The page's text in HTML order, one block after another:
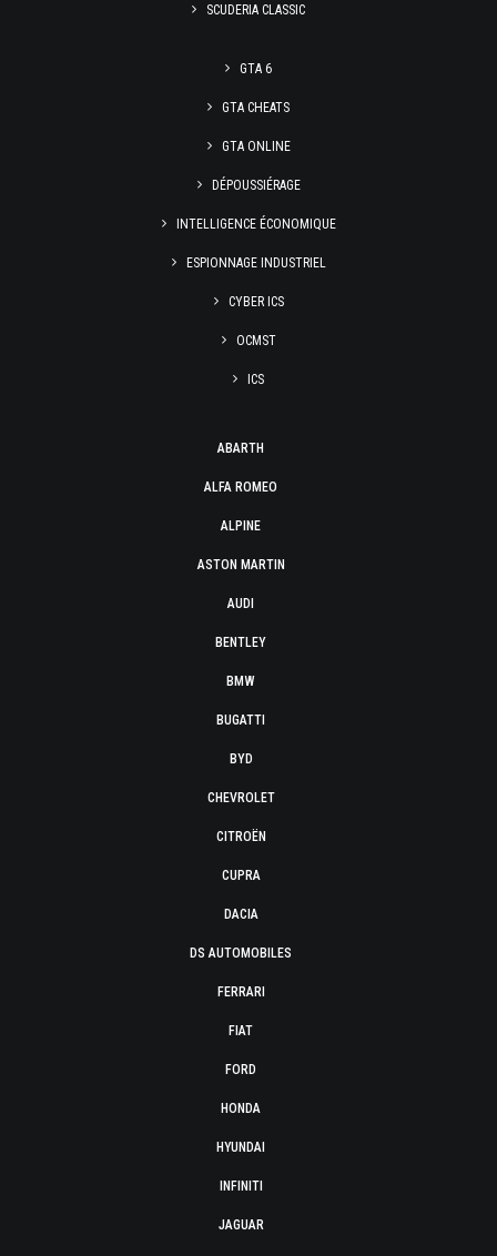
SCUDERIA CLASSIC
GTA 6
GTA CHEATS
GTA ONLINE
DÉPOUSSIÉRAGE
INTELLIGENCE ÉCONOMIQUE
ESPIONNAGE INDUSTRIEL
CYBER ICS
OCMST
ICS
ABARTH
ALFA ROMEO
ALPINE
ASTON MARTIN
AUDI
BENTLEY
BMW
BUGATTI
BYD
CHEVROLET
CITROËN
CUPRA
DACIA
DS AUTOMOBILES
FERRARI
FIAT
FORD
HONDA
HYUNDAI
INFINITI
JAGUAR